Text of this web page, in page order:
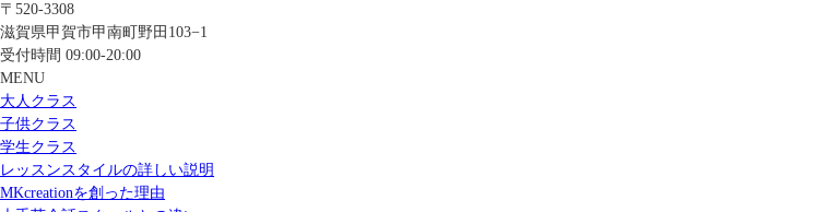
〒520-3308
滋賀県甲賀市甲南町野田103−1
受付時間 09:00-20:00
MENU
大人クラス
子供クラス
学生クラス
レッスンスタイルの詳しい説明
MKcreationを創った理由